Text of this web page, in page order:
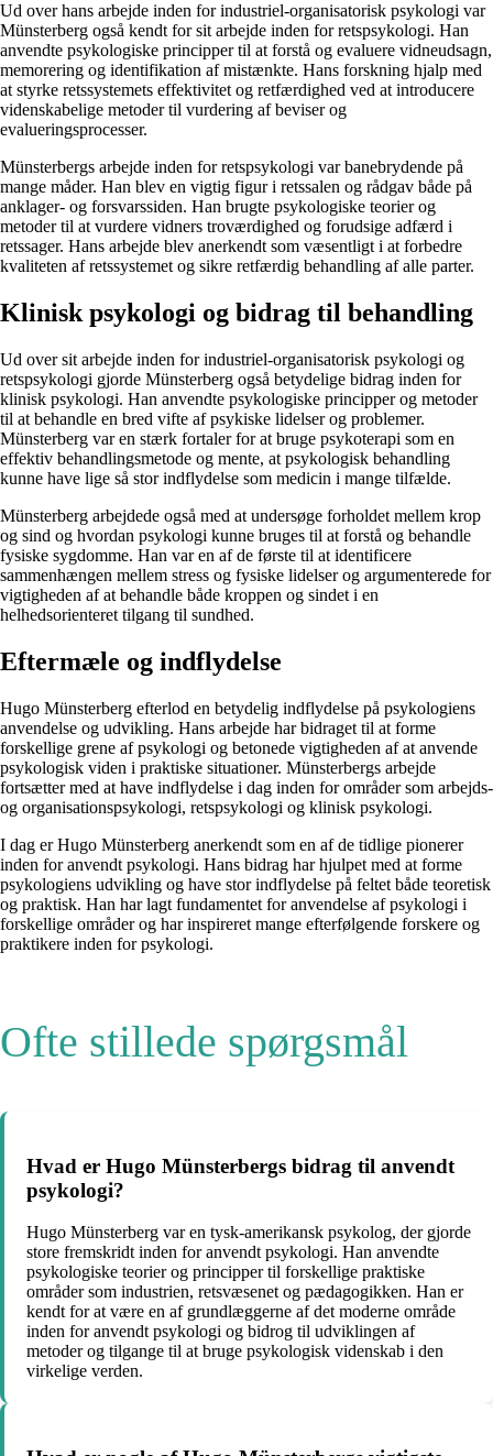
Ud over hans arbejde inden for industriel-organisatorisk psykologi var
Münsterberg også kendt for sit arbejde inden for retspsykologi. Han
anvendte psykologiske principper til at forstå og evaluere vidneudsagn,
memorering og identifikation af mistænkte. Hans forskning hjalp med
at styrke retssystemets effektivitet og retfærdighed ved at introducere
videnskabelige metoder til vurdering af beviser og
evalueringsprocesser.
Münsterbergs arbejde inden for retspsykologi var banebrydende på
mange måder. Han blev en vigtig figur i retssalen og rådgav både på
anklager- og forsvarssiden. Han brugte psykologiske teorier og
metoder til at vurdere vidners troværdighed og forudsige adfærd i
retssager. Hans arbejde blev anerkendt som væsentligt i at forbedre
kvaliteten af retssystemet og sikre retfærdig behandling af alle parter.
Klinisk psykologi og bidrag til behandling
Ud over sit arbejde inden for industriel-organisatorisk psykologi og
retspsykologi gjorde Münsterberg også betydelige bidrag inden for
klinisk psykologi. Han anvendte psykologiske principper og metoder
til at behandle en bred vifte af psykiske lidelser og problemer.
Münsterberg var en stærk fortaler for at bruge psykoterapi som en
effektiv behandlingsmetode og mente, at psykologisk behandling
kunne have lige så stor indflydelse som medicin i mange tilfælde.
Münsterberg arbejdede også med at undersøge forholdet mellem krop
og sind og hvordan psykologi kunne bruges til at forstå og behandle
fysiske sygdomme. Han var en af de første til at identificere
sammenhængen mellem stress og fysiske lidelser og argumenterede for
vigtigheden af at behandle både kroppen og sindet i en
helhedsorienteret tilgang til sundhed.
Eftermæle og indflydelse
Hugo Münsterberg efterlod en betydelig indflydelse på psykologiens
anvendelse og udvikling. Hans arbejde har bidraget til at forme
forskellige grene af psykologi og betonede vigtigheden af at anvende
psykologisk viden i praktiske situationer. Münsterbergs arbejde
fortsætter med at have indflydelse i dag inden for områder som arbejds-
og organisationspsykologi, retspsykologi og klinisk psykologi.
I dag er Hugo Münsterberg anerkendt som en af de tidlige pionerer
inden for anvendt psykologi. Hans bidrag har hjulpet med at forme
psykologiens udvikling og have stor indflydelse på feltet både teoretisk
og praktisk. Han har lagt fundamentet for anvendelse af psykologi i
forskellige områder og har inspireret mange efterfølgende forskere og
praktikere inden for psykologi.
Ofte stillede spørgsmål
Hvad er Hugo Münsterbergs bidrag til anvendt
psykologi?
Hugo Münsterberg var en tysk-amerikansk psykolog, der gjorde
store fremskridt inden for anvendt psykologi. Han anvendte
psykologiske teorier og principper til forskellige praktiske
områder som industrien, retsvæsenet og pædagogikken. Han er
kendt for at være en af grundlæggerne af det moderne område
inden for anvendt psykologi og bidrog til udviklingen af
metoder og tilgange til at bruge psykologisk videnskab i den
virkelige verden.